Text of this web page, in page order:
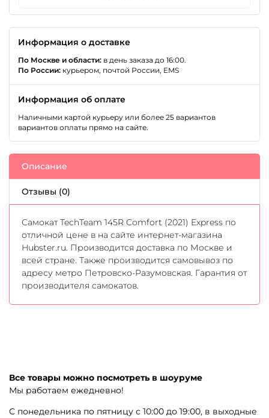
Информация о доставке
По Москве и области: в день заказа до 16:00.
По России: курьером, почтой России, EMS
Информация об оплате
Наличными картой курьеру или более 25 вариантов
вариантов оплаты прямо на сайте.
Описание
Отзывы (0)
Самокат TechTeam 145R Comfort (2021) Express по
отличной цене в на сайте интернет-магазина
Hubster.ru. Производится доставка по Москве и
всей стране. Также производится самовывоз по
адресу метро Петровско-Разумовская. Гарантия от
производителя самокатов.
Все товары можно посмотреть в шоуруме
Мы работаем ежедневно!
С понедельника по пятницу с 10:00 до 19:00, в выходные